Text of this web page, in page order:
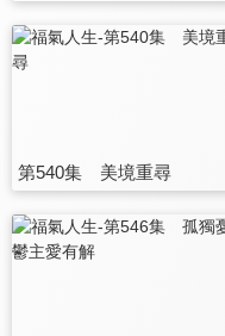
第540集 美境重尋